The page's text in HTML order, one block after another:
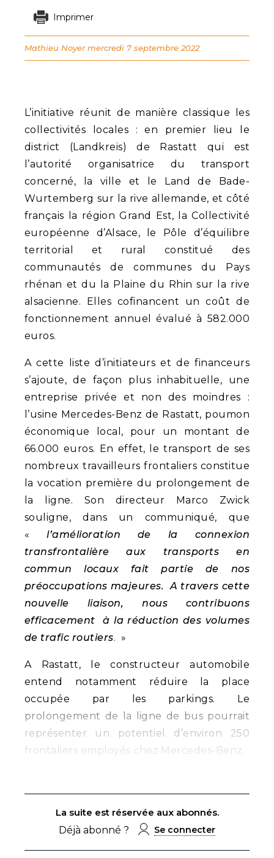
L’initiative réunit de manière classique les
collectivités locales : en premier lieu le
district (Landkreis) de Rastatt qui est
l’autorité organisatrice du transport
concerné, la ville et le Land de Bade-
Wurtemberg sur la rive allemande, et côté
français la région Grand Est, la Collectivité
européenne d’Alsace, le Pôle d’équilibre
territorial et rural constitué des
communautés de communes du Pays
rhénan et du la Plaine du Rhin sur la rive
alsacienne. Elles cofinancent un coût de
fonctionnement annuel évalué à 582.000
euros.
A cette liste d’initiateurs et de financeurs
s’ajoute, de façon plus inhabituelle, une
entreprise privée et non des moindres :
l’usine Mercedes-Benz de Rastatt, poumon
économique local, pour un montant de
66.000 euros. En effet, le transport de ses
nombreux travailleurs frontaliers constitue
la vocation première du prolongement de
la ligne. Son directeur Marco Zwick
souligne, dans un communiqué, que
« l’amélioration de la connexion
transfrontalière aux transports en
commun locaux fait partie de nos
préoccupations majeures. A travers cette
nouvelle liaison, nous contribuons
efficacement à la réduction des volumes
de trafic routiers. »
A Rastatt, le constructeur automobile
entend notamment réduire la place
occupée par les parkings. Le
prolongement de la ligne de bus pourrait
représenter un potentiel d’environ 250
frontaliers employés chez Mercedes-Benz.
La suite est réservée aux abonnés.
Déjà abonné ?
Se connecter
Imprimer
Mathieu Noyer mercredi 7 septembre 2022